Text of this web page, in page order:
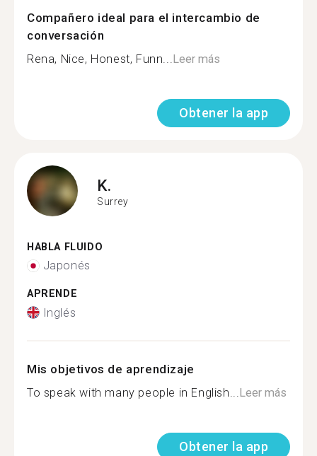
Compañero ideal para el intercambio de
conversación
Rena, Nice, Honest, Funn... Leer más
Obtener la app
K.
Surrey
HABLA FLUIDO
Japonés
APRENDE
Inglés
Mis objetivos de aprendizaje
To speak with many people in English... Leer más
Obtener la app